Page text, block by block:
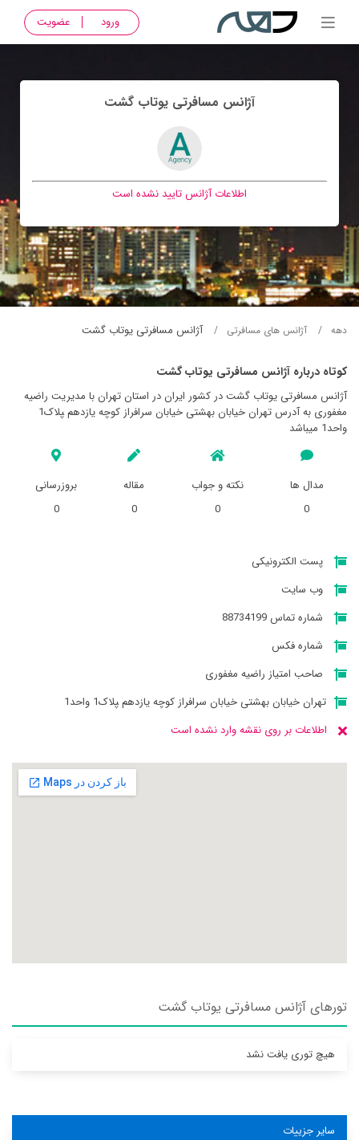
ورود عضویت
آژانس مسافرتی يوتاب گشت
اطلاعات آژانس تایید نشده است
دهه آژانس های مسافرتی آژانس مسافرتی يوتاب گشت
کوتاه درباره آژانس مسافرتی يوتاب گشت
آژانس مسافرتی يوتاب گشت در کشور ایران در استان تهران با مدیریت راضیه
مغفوری به آدرس تهران خیابان بهشتی خیابان سرافراز کوچه یازدهم ‍‍‍‍‍‍پلاک1
واحد1 میباشد
مدال ها
0
نکته و جواب
0
مقاله
0
بروزرسانی
0
پست الکترونیکی
وب سایت
شماره تماس 88734199
شماره فکس
صاحب امتیاز راضیه مغفوری
تهران خیابان بهشتی خیابان سرافراز کوچه یازدهم ‍‍‍‍‍‍پلاک1 واحد1
اطلاعات بر روی نقشه وارد نشده است
تورهای آژانس مسافرتی يوتاب گشت
هیچ توری یافت نشد
سایر جزییات